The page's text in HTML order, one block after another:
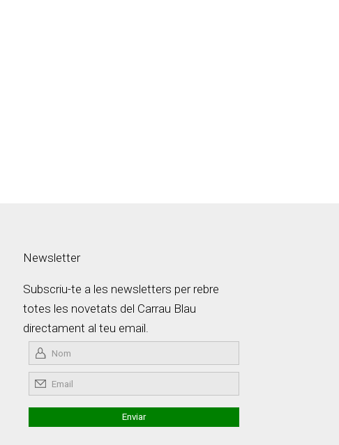
Newsletter
Subscriu-te a les newsletters per rebre
totes les novetats del Carrau Blau
directament al teu email.